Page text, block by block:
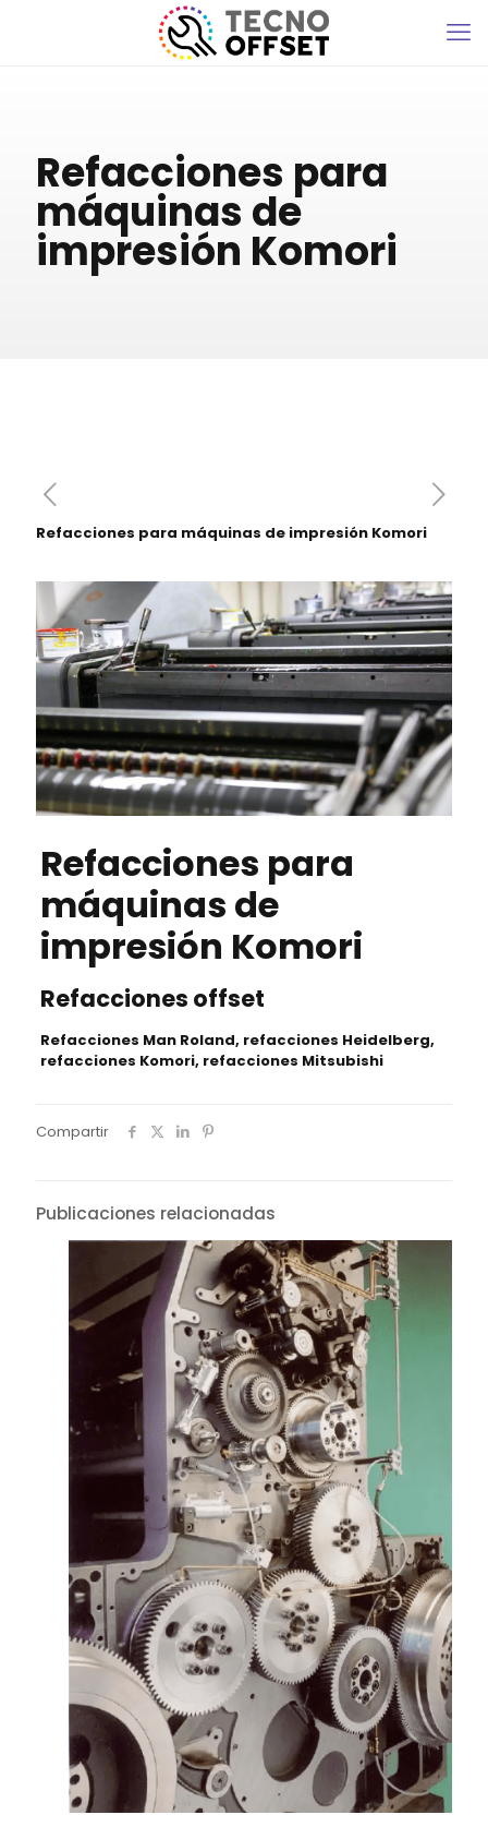
Refacciones para
máquinas de
impresión Komori
Refacciones para máquinas de impresión Komori
Refacciones para
máquinas de
impresión Komori
Refacciones offset
Refacciones Man Roland, refacciones Heidelberg,
refacciones Komori, refacciones Mitsubishi
Compartir
Publicaciones relacionadas